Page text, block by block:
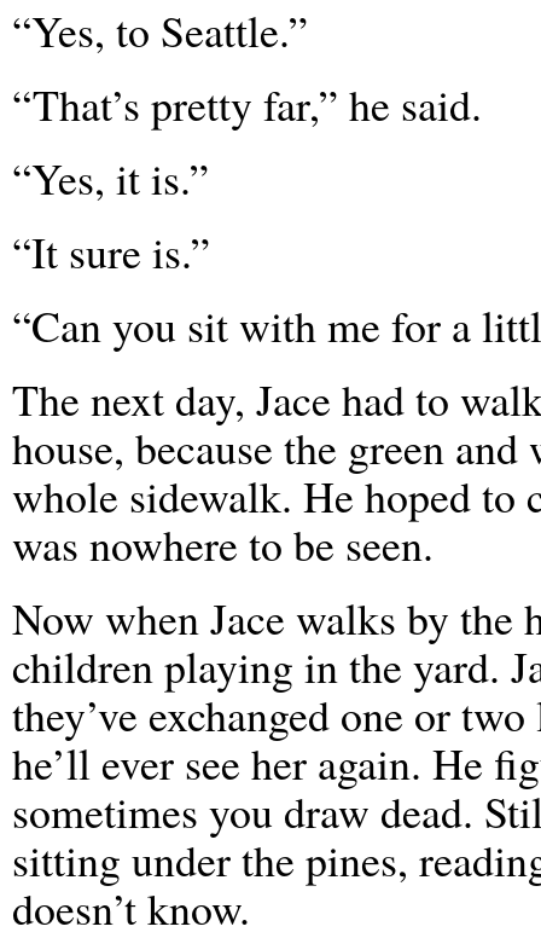
“Yes, to Seattle.”
“That’s pretty far,” he said.
“Yes, it is.”
“It sure is.”
“Can you sit with me for a
The next day, Jace had to
house, because the green
whole sidewalk. He hoped to
was nowhere to be seen.
Now when Jace walks by the
children playing in the yard.
they’ve exchanged one or
he’ll ever see her again. He
sometimes you draw dead.
sitting under the pines,
doesn’t know.